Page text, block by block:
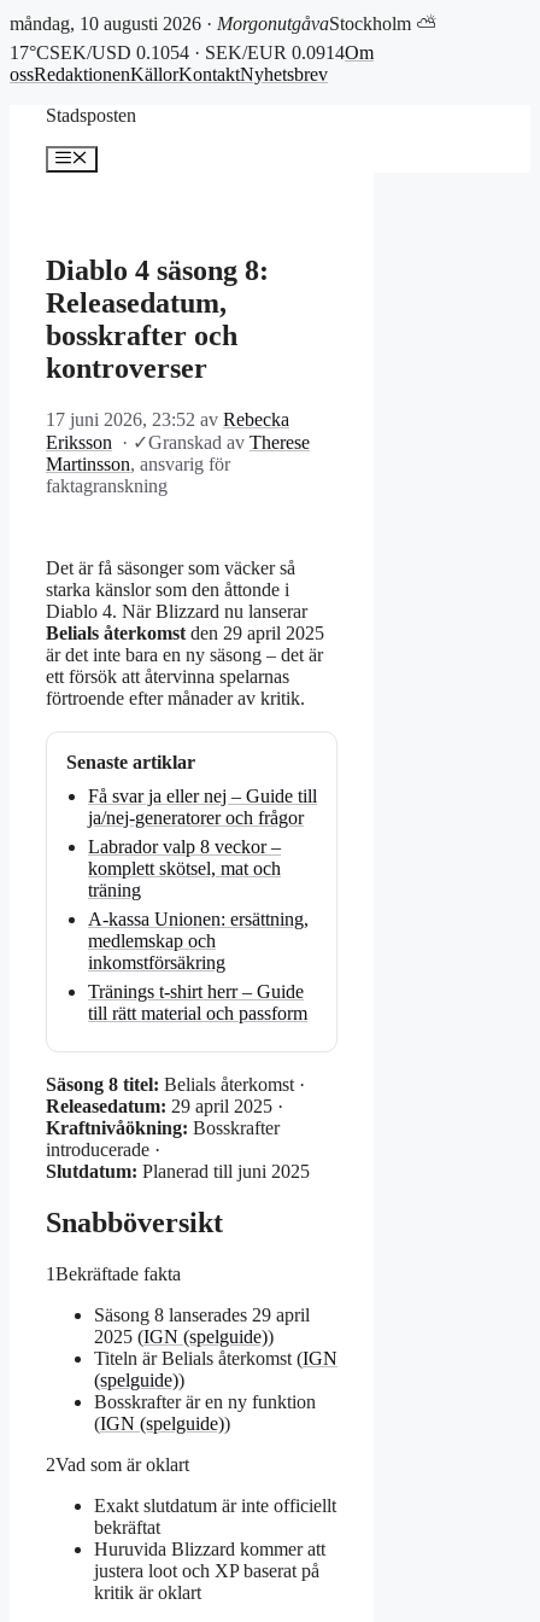
måndag, 10 augusti 2026 · MorgonutgåvaStockholm ⛅
17°CSEK/USD 0.1054 · SEK/EUR 0.0914Om
ossRedaktionenKällorKontaktNyhetsbrev
Stadsposten
Meny
Diablo 4 säsong 8:
Releasedatum,
bosskrafter och
kontroverser
17 juni 2026, 23:52 av Rebecka
Eriksson
· ✓Granskad av Therese
Martinsson, ansvarig för
faktagranskning
Det är få säsonger som väcker så
starka känslor som den åttonde i
Diablo 4. När Blizzard nu lanserar
Belials återkomst den 29 april 2025
är det inte bara en ny säsong – det är
ett försök att återvinna spelarnas
förtroende efter månader av kritik.
Senaste artiklar
Få svar ja eller nej – Guide till
ja/nej-generatorer och frågor
Labrador valp 8 veckor –
komplett skötsel, mat och
träning
A-kassa Unionen: ersättning,
medlemskap och
inkomstförsäkring
Tränings t-shirt herr – Guide
till rätt material och passform
Säsong 8 titel: Belials återkomst ·
Releasedatum: 29 april 2025 ·
Kraftnivåökning: Bosskrafter
introducerade ·
Slutdatum: Planerad till juni 2025
Snabböversikt
1Bekräftade fakta
Säsong 8 lanserades 29 april
2025 (IGN (spelguide))
Titeln är Belials återkomst (IGN
(spelguide))
Bosskrafter är en ny funktion
(IGN (spelguide))
2Vad som är oklart
Exakt slutdatum är inte officiellt
bekräftat
Huruvida Blizzard kommer att
justera loot och XP baserat på
kritik är oklart